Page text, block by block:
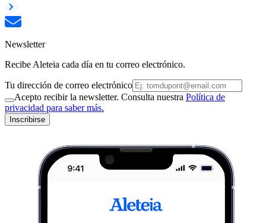
Newsletter
Recibe Aleteia cada día en tu correo electrónico.
Tu dirección de correo electrónico
Acepto recibir la newsletter. Consulta nuestra Política de
privacidad para saber más.
Inscribirse